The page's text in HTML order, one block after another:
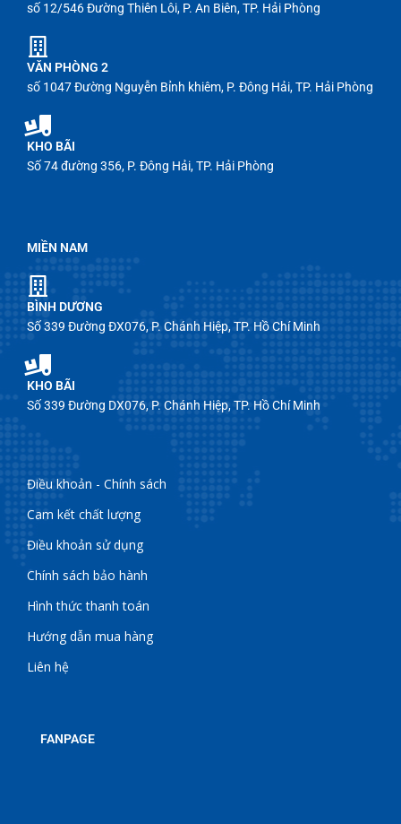
số 12/546 Đường Thiên Lôi, P. An Biên, TP. Hải Phòng
VĂN PHÒNG 2
số 1047 Đường Nguyễn Bỉnh khiêm, P. Đông Hải, TP. Hải Phòng
KHO BÃI
Số 74 đường 356, P. Đông Hải, TP. Hải Phòng
MIỀN NAM
BÌNH DƯƠNG
Số 339 Đường ĐX076, P. Chánh Hiệp, TP. Hồ Chí Minh
KHO BÃI
Số 339 Đường DX076, P. Chánh Hiệp, TP. Hồ Chí Minh
Điều khoản - Chính sách
Cam kết chất lượng
Điều khoản sử dụng
Chính sách bảo hành
Hình thức thanh toán
Hướng dẫn mua hàng
Liên hệ
FANPAGE